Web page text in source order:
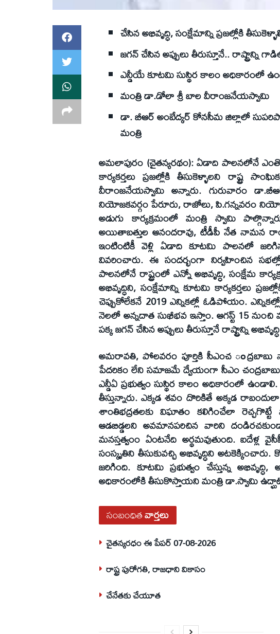
చేసిన అభివృద్ధి, సంక్షేమాన్ని ప్రజల్లోకి
జగన్‌ చేసిన అప్పులు తీరుస్తూనే.. రాష్ట్రాన్ని
ఎన్డీయే కూటమి సుస్థిర కాలం అధికారంలో
మంత్రి డా.డోలా శ్రీ బాల వీరాంజనేయస్వామి
డా. బీఆర్‌ అంబేద్కర్‌ కోనసీమ జిల్లాలో
మంత్రి
అమలాపురం (చైతన్యరథం): ఏడాది పాలనలోనే
కార్యకర్తలు ప్రజల్లోకి తీసుకెళ్ళాలని
వీరాంజనేయస్వామి అన్నారు. గురువారం
నియోజకవర్గం పేరూరు, రాజోలు, పి.గన్నవరం
అడుగు కార్యక్రమంలో మంత్రి స్వామి
అయితాబత్తుల ఆనందరావు, టీడీపీ నేత నామన
ఇంటింటికీ వెళ్లి ఏడాది కూటమి పాలనలో జరిగిన
వివరించారు. ఈ సందర్భంగా నిర్వహించిన
పాలనలోనే రాష్ట్రంలో ఎన్నో అభివృద్ధి, సంక్షేమ
అభివృద్ధిని, సంక్షేమాన్ని కూటమి కార్యకర్తలు
చెప్పుకోలేకనే 2019 ఎన్నికల్లో ఓడిపోయం.
నెలలో అన్నదాత సుఖీభవ ఇస్తాం. ఆగస్ట్‌ 15 నుంచి
పక్క జగన్‌ చేసిన అప్పులు తీరుస్తూనే రాష్ట్రాన్ని
అమరావతి, పోలవరం పూర్తికి సీఎంచ ంద్రబాబు
పేదరికం లేని సమాజమే ద్వేయంగా సీఎం చంద్రబాబు
ఎన్డీఏ ప్రభుత్వం సుస్థిర కాలం అధికారంలో
తీస్తున్నారు. ఎక్కడ శవం దొరికితే అక్కడ
శాంతిభద్రతలకు విఘాతం కలిగించేలా రెచ్చగొట్టే
ఆడబిడ్డలని అవమానపరిచిన వారిని
మనస్తత్వంం ఏంటనేది అర్థమవుతుంది.
సంస్కృతిని తీసుకువచ్చి అభివృద్ధిని
జరిగింది. కూటమి ప్రభుత్వం చేస్తున్న
అధికారంలోకి తీసుకొస్తాయని మంత్రి డా.స్వామి
సంబంధితవార్తలు
చైతన్యరధం ఈ పేపర్ 07-08-2026
రాష్ట్ర పురోగతి, రాజధాని వికాసం
చేనేతకు చేయూత